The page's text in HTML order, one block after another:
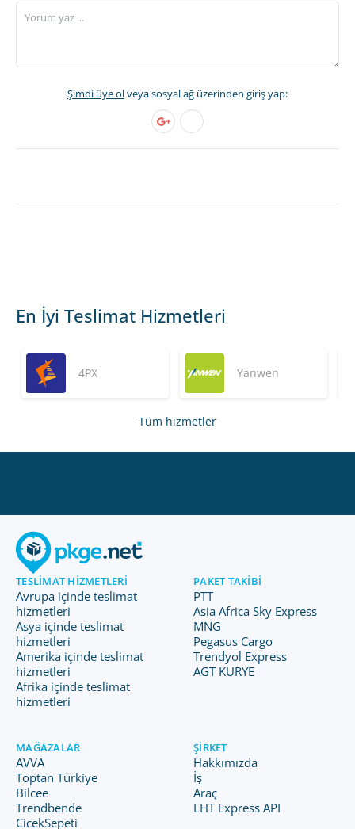
Şimdi üye olveya sosyal ağ üzerinden giriş yap:
En İyi Teslimat Hizmetleri
4PX Yanwen
Tüm hizmetler
TESLIMAT HIZMETLERI
Avrupa içinde teslimat
hizmetleri
Asya içinde teslimat
hizmetleri
Amerika içinde teslimat
hizmetleri
Afrika içinde teslimat
hizmetleri
PAKET TAKIBI
PTT
Asia Africa Sky Express
MNG
Pegasus Cargo
Trendyol Express
AGT KURYE
MAĞAZALAR
AVVA
Toptan Türkiye
Bilcee
Trendbende
CicekSepeti
ŞIRKET
Hakkımızda
İş
Araç
LHT Express API